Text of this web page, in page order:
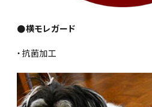
●横モレガード
・抗菌加工